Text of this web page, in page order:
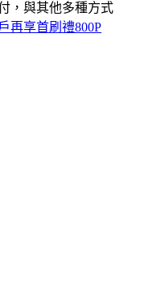
，與其他多種方式
再享首刷禮800P